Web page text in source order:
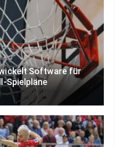
Software für
Spielpläne